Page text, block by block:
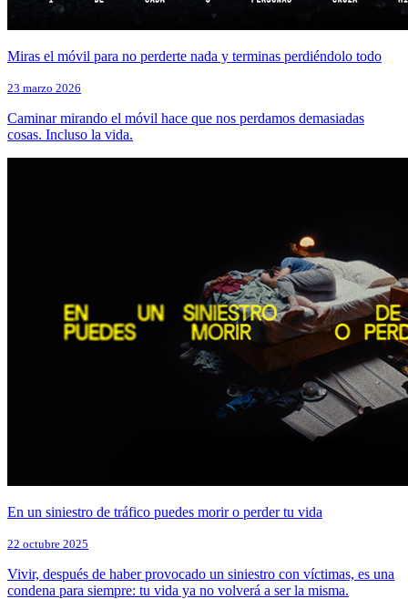
Miras el móvil para no perderte nada y terminas perdiéndolo todo
23 marzo 2026
Caminar mirando el móvil hace que nos perdamos demasiadas
cosas. Incluso la vida.
En un siniestro de tráfico puedes morir o perder tu vida
22 octubre 2025
Vivir, después de haber provocado un siniestro con víctimas, es una
condena para siempre: tu vida ya no volverá a ser la misma.